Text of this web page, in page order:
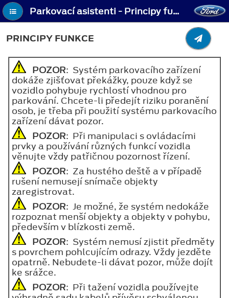
Parkovací asistenti - Principy funkce
PRINCIPY FUNKCE
POZOR: Systém parkovacího zařízení
dokáže zjišťovat překážky, pouze když se
vozidlo pohybuje rychlostí vhodnou pro
parkování. Chcete-li předejít riziku poranění
osob, je třeba při použití systému parkovacího
zařízení dávat pozor.
POZOR: Při manipulaci s ovládacími
prvky a používání různých funkcí vozidla
věnujte vždy patřičnou pozornost řízení.
POZOR: Za hustého deště a v případě
rušení nemusejí snímače objekty
zaregistrovat.
POZOR: Je možné, že systém nedokáže
rozpoznat menší objekty a objekty v pohybu,
především v blízkosti země.
POZOR: Systém nemusí zjistit předměty
s povrchem pohlcujícím odrazy. Vždy jezděte
opatrně. Nebudete-li dávat pozor, může dojít
ke srážce.
POZOR: Při tažení vozidla používejte